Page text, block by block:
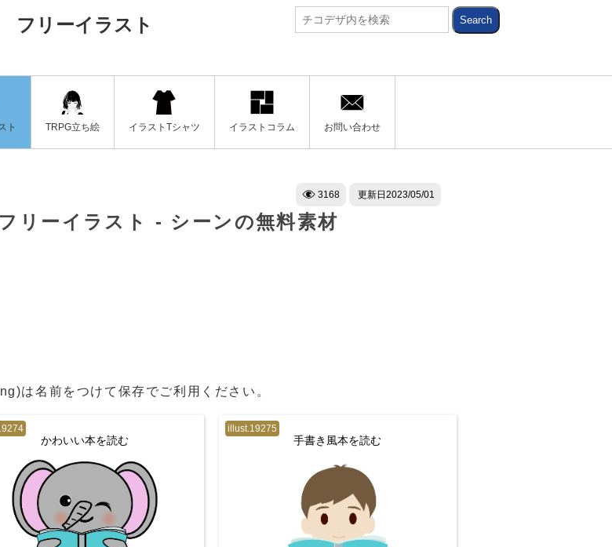
フリーイラスト
ト TRPG立ち絵 イラストTシャツ イラストコラム お問い合わせ
3168 更新日2023/05/01
リーイラスト - シーンの無料素材
は名前をつけて保存でご利用ください。
かわいい本を読む
illust.19275
手書き風本を読む